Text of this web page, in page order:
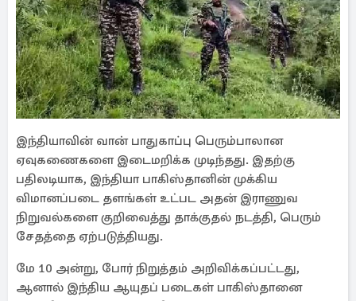
இந்தியாவின் வான் பாதுகாப்பு பெரும்பாலான
ஏவுகணைகளை இடைமறிக்க முடிந்தது. இதற்கு
பதிலடியாக, இந்தியா பாகிஸ்தானின் முக்கிய
விமானப்படை தளங்கள் உட்பட அதன் இராணுவ
நிறுவல்களை குறிவைத்து தாக்குதல் நடத்தி, பெரும்
சேதத்தை ஏற்படுத்தியது.
மே 10 அன்று, போர் நிறுத்தம் அறிவிக்கப்பட்டது,
ஆனால் இந்திய ஆயுதப் படைகள் பாகிஸ்தானை